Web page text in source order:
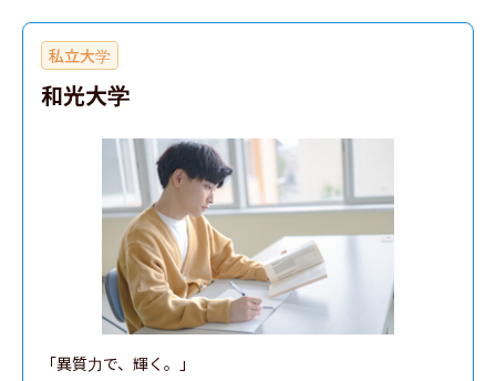
私立大学
和光大学
「異質力で、輝く。」